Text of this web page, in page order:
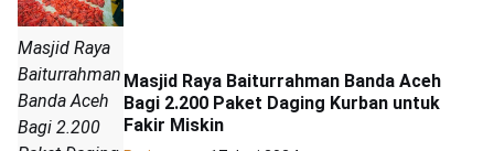
Masjid Raya
Baiturrahman
Banda Aceh
Bagi 2.200
Masjid Raya Baiturrahman Banda Aceh
Bagi 2.200 Paket Daging Kurban untuk
Fakir Miskin